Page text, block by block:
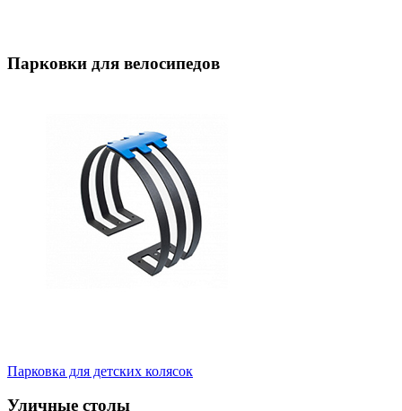
Парковки для велосипедов
Парковка для детских колясок
Уличные столы